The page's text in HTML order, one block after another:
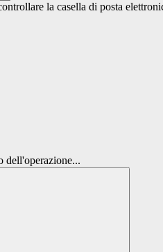
la casella di posta
dell'operazione...